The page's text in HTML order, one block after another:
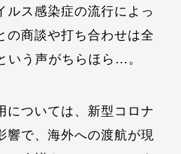
ルス感染症の流行によっ
の商談や打ち合わせは全
いう声がちらほら…。
については、新型コロナ
響で、海外への渡航が現